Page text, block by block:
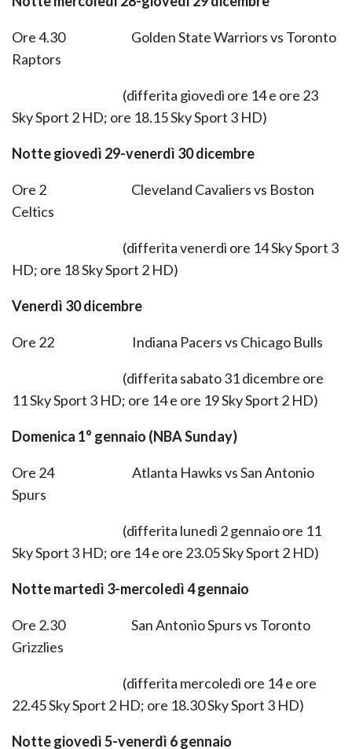
Ore 4.30 Golden State Warriors vs Toronto
Raptors
(differita giovedì ore 14 e ore 23
Sky Sport 2 HD; ore 18.15 Sky Sport 3 HD)
Notte giovedì 29-venerdì 30 dicembre
Ore 2 Cleveland Cavaliers vs Boston
Celtics
(differita venerdì ore 14 Sky Sport 3
HD; ore 18 Sky Sport 2 HD)
Venerdì 30 dicembre
Ore 22 Indiana Pacers vs Chicago Bulls
(differita sabato 31 dicembre ore
11 Sky Sport 3 HD; ore 14 e ore 19 Sky Sport 2 HD)
Domenica 1° gennaio (NBA Sunday)
Ore 24 Atlanta Hawks vs San Antonio
Spurs
(differita lunedì 2 gennaio ore 11
Sky Sport 3 HD; ore 14 e ore 23.05 Sky Sport 2 HD)
Notte martedì 3-mercoledì 4 gennaio
Ore 2.30 San Antonio Spurs vs Toronto
Grizzlies
(differita mercoledì ore 14 e ore
22.45 Sky Sport 2 HD; ore 18.30 Sky Sport 3 HD)
Notte giovedì 5-venerdì 6 gennaio